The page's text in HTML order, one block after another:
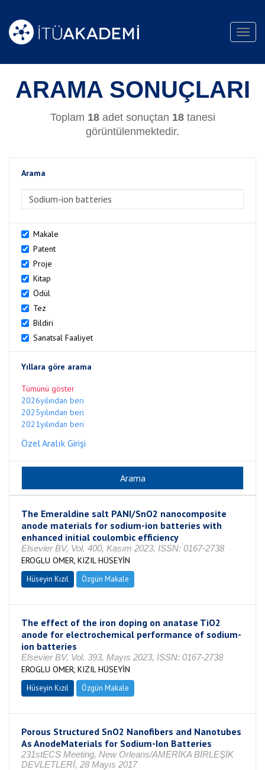
ARAMA SONUÇLARI
Toplam 18adet sonuçtan 18tanesi
görüntülenmektedir.
Arama
Makale
Patent
Proje
Kitap
Ödül
Tez
Bildiri
Sanatsal Faaliyet
Yıllara göre arama
Tümünü göster
2026yılından beri
2025yılından beri
2021yılından beri
Özel Aralık Girişi
The Emeraldine salt PANI/SnO2 nanocomposite
anode materials for sodium-ion batteries with
enhanced initial coulombic efficiency
Elsevier BV, Vol. 400, Kasım 2023, ISSN: 0167-2738
EROGLU OMER, KIZIL HÜSEYİN
Hüseyin Kızıl Özgün Makale
The effect of the iron doping on anatase TiO2
anode for electrochemical performance of sodium-
ion batteries
Elsevier BV, Vol. 393, Mayıs 2023, ISSN: 0167-2738
EROGLU OMER, KIZIL HÜSEYİN
Hüseyin Kızıl Özgün Makale
Porous Structured SnO2 Nanofibers and Nanotubes
As AnodeMaterials for Sodium-Ion Batteries
231stECS Meeting, New Orleans/AMERİKA BİRLEŞİK
DEVLETLERİ, 28 Mayıs 2017